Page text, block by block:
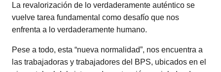
La revalorización de lo verdaderamente auténtico se
vuelve tarea fundamental como desafío que nos
enfrenta a lo verdaderamente humano.
Pese a todo, esta “nueva normalidad”, nos encuentra a
las trabajadoras y trabajadores del BPS, ubicados en el